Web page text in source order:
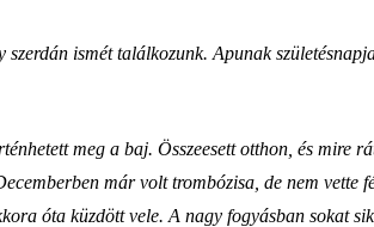
ismét találkozunk. Apunak
meg a baj. Összeesett otthon, és
már volt trombózisa, de nem
óta küzdött vele. A nagy fogyásban sokat